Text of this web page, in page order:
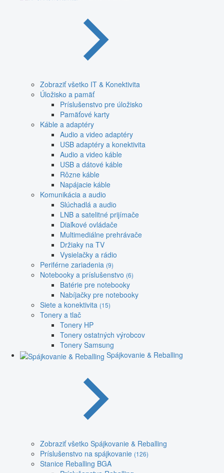
Zobraziť všetko IT & Konektivita
Úložisko a pamäť
Príslušenstvo pre úložisko
Pamäťové karty
Káble a adaptéry
Audio a video adaptéry
USB adaptéry a konektivita
Audio a video káble
USB a dátové káble
Rôzne káble
Napájacie káble
Komunikácia a audio
Slúchadlá a audio
LNB a satelitné prijímače
Diaľkové ovládače
Multimediálne prehrávače
Držiaky na TV
Vysielačky a rádio
Periférne zariadenia (9)
Notebooky a príslušenstvo (6)
Batérie pre notebooky
Nabíjačky pre notebooky
Siete a konektivita (15)
Tonery a tlač
Tonery HP
Tonery ostatných výrobcov
Tonery Samsung
Spájkovanie & Reballing
Zobraziť všetko Spájkovanie & Reballing
Príslušenstvo na spájkovanie (126)
Stanice Reballing BGA